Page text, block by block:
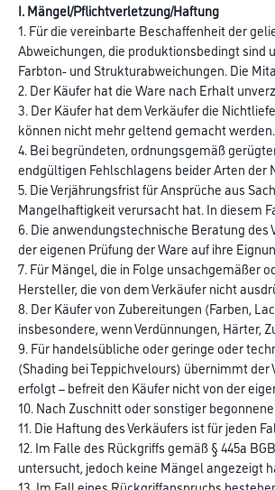
I. Mängel/Pflichtverletzung/Haftung
1. Für die vereinbarte Beschaffenheit der
Abweichungen, die produktionsbedingt sind
Farbton- und Strukturabweichungen. Die
2. Der Käufer hat die Ware nach Erhalt
3. Der Käufer hat dem Verkäufer die
können nicht mehr geltend gemacht werden.
4. Bei begründeten, ordnungsgemäß
endgültigen Fehlschlagens beider Arten der
5. Die Verjährungsfrist für Ansprüche aus
Mangelhaftigkeit verursacht hat. In diesem
6. Die anwendungstechnische Beratung
der eigenen Prüfung der Ware auf ihre
7. Für Mängel, die in Folge unsachgemäßer
Hersteller, die von dem Verkäufer nicht
8. Der Käufer von Zubereitungen (Farben,
insbesondere, wenn Verdünnungen,
9. Für handelsübliche oder geringe oder
(Shading bei Teppichvelours) übernimmt
erfolgt – befreit den Käufer nicht von der
10. Nach Zuschnitt oder sonstiger
11. Die Haftung des Verkäufers ist für jeden
12. Im Falle des Rückgriffs gemäß § 445a
untersucht, jedoch keine Mängel angezeigt